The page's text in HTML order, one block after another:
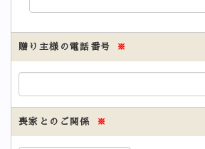
贈り主様の電話番号 ※
喪家とのご関係 ※